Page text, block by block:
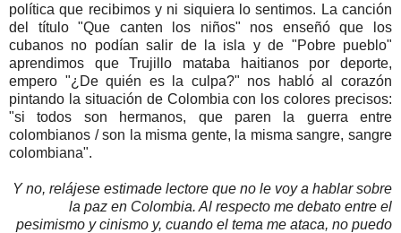
política que recibimos y ni siquiera lo sentimos. La canción
del título "Que canten los niños" nos enseñó que los
cubanos no podían salir de la isla y de "Pobre pueblo"
aprendimos que Trujillo mataba haitianos por deporte,
empero "¿De quién es la culpa?" nos habló al corazón
pintando la situación de Colombia con los colores precisos:
"si todos son hermanos, que paren la guerra entre
colombianos / son la misma gente, la misma sangre, sangre
colombiana".
Y no, relájese estimade lectore que no le voy a hablar sobre
la paz en Colombia. Al respecto me debato entre el
pesimismo y cinismo y, cuando el tema me ataca, no puedo